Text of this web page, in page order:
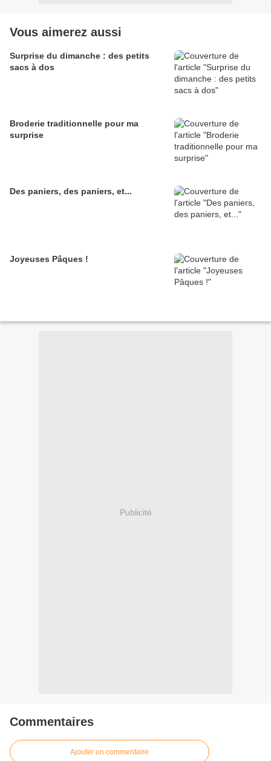
Vous aimerez aussi
Surprise du dimanche : des petits
sacs à dos
Broderie traditionnelle pour ma
surprise
Des paniers, des paniers, et...
Joyeuses Pâques !
Publicité
Commentaires
Ajouter un commentaire